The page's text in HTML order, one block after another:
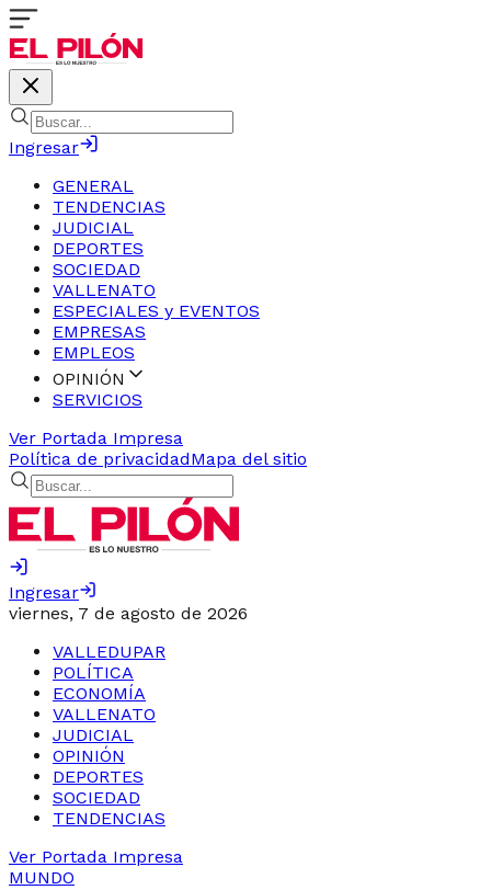
Ingresar
GENERAL
TENDENCIAS
JUDICIAL
DEPORTES
SOCIEDAD
VALLENATO
ESPECIALES y EVENTOS
EMPRESAS
EMPLEOS
OPINIÓN
SERVICIOS
Ver Portada Impresa
Política de privacidadMapa del sitio
Ingresar
viernes, 7 de agosto de 2026
VALLEDUPAR
POLÍTICA
ECONOMÍA
VALLENATO
JUDICIAL
OPINIÓN
DEPORTES
SOCIEDAD
TENDENCIAS
Ver Portada Impresa
MUNDO